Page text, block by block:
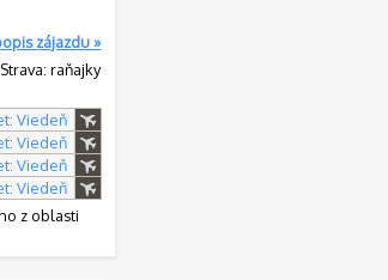
zájazdu »
Strava: raňajky
Viedeň
Viedeň
Viedeň
Viedeň
z oblasti